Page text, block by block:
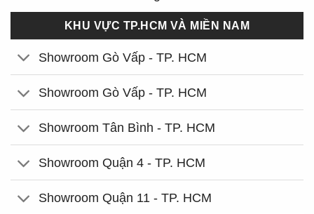
KHU VỰC TP.HCM VÀ MIỀN NAM
Showroom Gò Vấp - TP. HCM
Showroom Gò Vấp - TP. HCM
Showroom Tân Bình - TP. HCM
Showroom Quận 4 - TP. HCM
Showroom Quận 11 - TP. HCM